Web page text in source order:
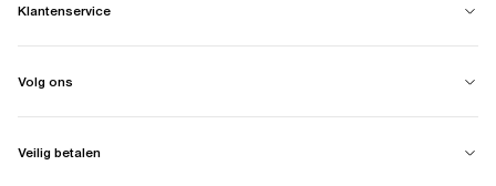
Klantenservice
Volg ons
Veilig betalen